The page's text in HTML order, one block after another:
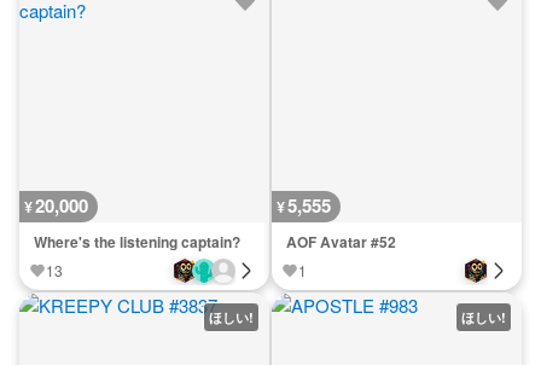
¥20,000
Where's the listening captain?
13
¥5,555
AOF Avatar #52
1
ほしい! ほしい!